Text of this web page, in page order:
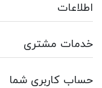
اطلاعات
خدمات مشتری
حساب کاربری شما